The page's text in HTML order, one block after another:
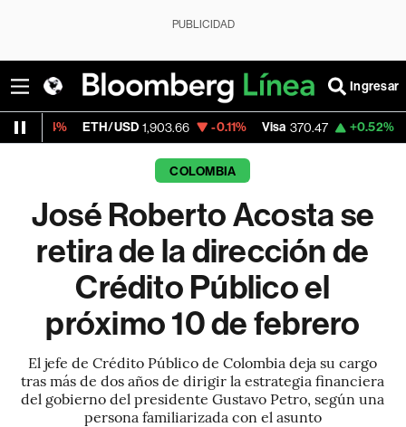
PUBLICIDAD
Ingresar
ETH/USD 1,903.66 -0.11% Visa 370.47 +0.52%
COLOMBIA
José Roberto Acosta se
retira de la dirección de
Crédito Público el
próximo 10 de febrero
El jefe de Crédito Público de Colombia deja su cargo
tras más de dos años de dirigir la estrategia financiera
del gobierno del presidente Gustavo Petro, según una
persona familiarizada con el asunto